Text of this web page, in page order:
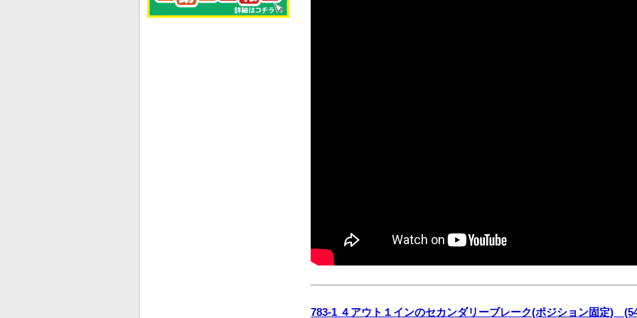
783-1 ４アウト１インのセカンダリーブレーク(ポジション固定)